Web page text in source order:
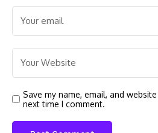
Save my name, email, and
next time I comment.